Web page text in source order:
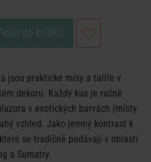
do košíku
jsou praktické mísy a talíře v
dekoru. Každý kus je ručně
v exotických barvách (místy
vzhled. Jako jemný kontrast k
se tradičně podávají v oblasti
a Sumatry.